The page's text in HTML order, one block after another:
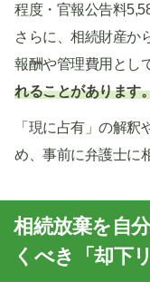
程度・官報公告料
さらに、相続財産か
報酬や管理費用とし
れることがあります
「現に占有」の解
め、事前に弁護士に
相続放棄を自
くべき「却下